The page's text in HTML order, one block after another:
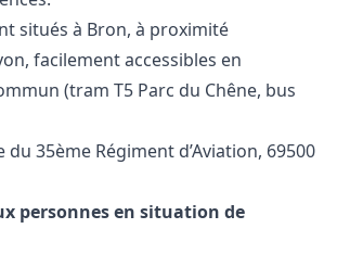
situés à Bron, à proximité
facilement accessibles en
(tram T5 Parc du Chêne, bus
du 35ème Régiment d’Aviation, 69500
personnes en situation de